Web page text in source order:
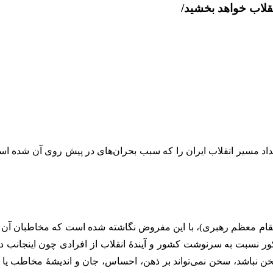
خواهد بخشید/
مسیر انقلاب ایران را که سبب بحران‌های در پیش روی آن شده
معظم رهبری)، با این مفروض نگاشته شده است که مخاطبان آن
به سرنوشت کشور و آیندۀ انقلاب از افرادی چون اینجانب
سخن نمی‌تواند بر ذهن، احساس، جان و اندیشۀ مخاطب یا